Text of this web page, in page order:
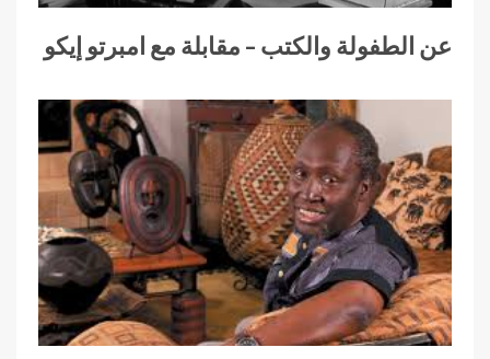
عن الطفولة والكتب – مقابلة مع امبرتو إيكو